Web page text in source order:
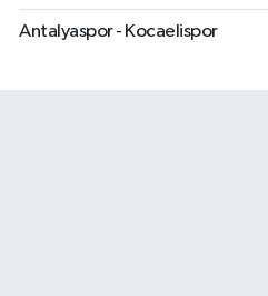
Antalyaspor - Kocaelispor